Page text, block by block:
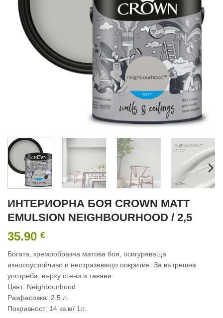
ИНТЕРИОРНА БОЯ CROWN MATT
EMULSION NEIGHBOURHOOD / 2,5
35.90 €
Богата, кремообразна матова боя, осигуряваща
износоустойчиво и неотразяващо покритие. За вътрешна
употреба, върху стени и тавани.
Цвят: Neighbourhood
Разфасовка: 2.5 л.
Покривност: 14 кв.м/ 1л.